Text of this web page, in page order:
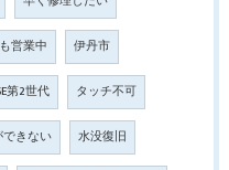
営業中 伊丹市
第2世代 タッチ不可
きない 水没復旧